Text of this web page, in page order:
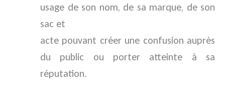
usage de son nom, de sa marque, de son
sac et
acte pouvant créer une confusion auprès
du public ou porter atteinte à sa
réputation.